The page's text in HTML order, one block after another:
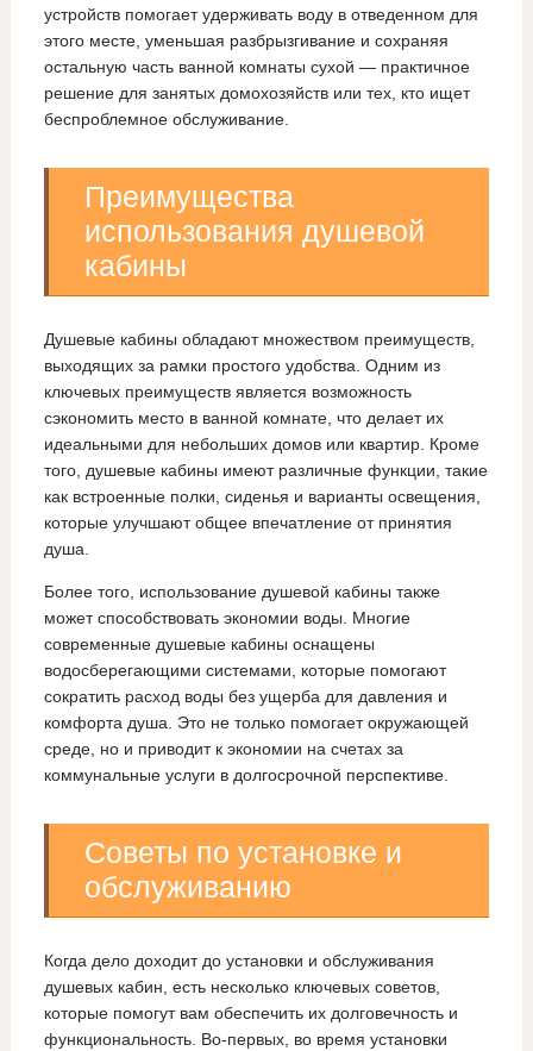
устройств помогает удерживать воду в отведенном для
этого месте, уменьшая разбрызгивание и сохраняя
остальную часть ванной комнаты сухой — практичное
решение для занятых домохозяйств или тех, кто ищет
беспроблемное обслуживание.
Преимущества
использования душевой
кабины
Душевые кабины обладают множеством преимуществ,
выходящих за рамки простого удобства. Одним из
ключевых преимуществ является возможность
сэкономить место в ванной комнате, что делает их
идеальными для небольших домов или квартир. Кроме
того, душевые кабины имеют различные функции, такие
как встроенные полки, сиденья и варианты освещения,
которые улучшают общее впечатление от принятия
душа.
Более того, использование душевой кабины также
может способствовать экономии воды. Многие
современные душевые кабины оснащены
водосберегающими системами, которые помогают
сократить расход воды без ущерба для давления и
комфорта душа. Это не только помогает окружающей
среде, но и приводит к экономии на счетах за
коммунальные услуги в долгосрочной перспективе.
Советы по установке и
обслуживанию
Когда дело доходит до установки и обслуживания
душевых кабин, есть несколько ключевых советов,
которые помогут вам обеспечить их долговечность и
функциональность. Во-первых, во время установки